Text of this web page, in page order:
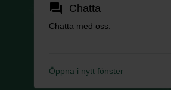
forum Chatta
Chatta med oss.
Öppna i nytt fönster